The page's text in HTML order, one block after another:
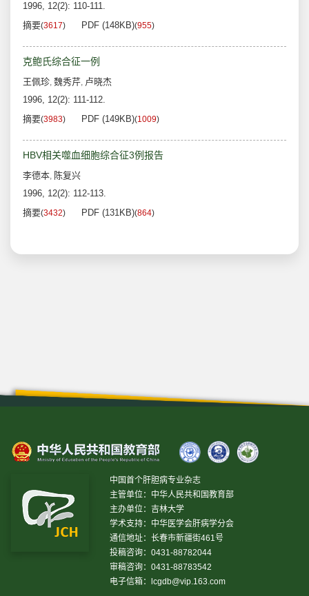
1996, 12(2): 110-111.
摘要(3617) PDF (148KB)(955)
克鲍氏综合征一例
王佩珍, 魏秀芹, 卢晓杰
1996, 12(2): 111-112.
摘要(3983) PDF (149KB)(1009)
HBV相关噬血细胞综合征3例报告
李德本, 陈复兴
1996, 12(2): 112-113.
摘要(3432) PDF (131KB)(864)
中国首个肝胆病专业杂志
主管单位：中华人民共和国教育部
主办单位：吉林大学
学术支持：中华医学会肝病学分会
通信地址：长春市新疆街461号
投稿咨询：0431-88782044
审稿咨询：0431-88783542
电子信箱：
lcgdb@vip.163.com